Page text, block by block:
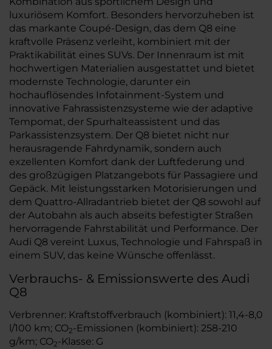
luxuriösem Komfort. Besonders hervorzuheben ist
das markante Coupé-Design, das dem Q8 eine
kraftvolle Präsenz verleiht, kombiniert mit der
Praktikabilität eines SUVs. Der Innenraum ist mit
hochwertigen Materialien ausgestattet und bietet
modernste Technologie, darunter ein
hochauflösendes Infotainment-System und
innovative Fahrassistenzsysteme wie der adaptive
Tempomat, der Spurhalteassistent und das
Parkassistenzsystem. Der Q8 bietet nicht nur
herausragende Fahrdynamik, sondern auch
exzellenten Komfort dank der Luftfederung und
des großzügigen Platzangebots für Passagiere und
Gepäck. Mit leistungsstarken Motorisierungen und
dem Quattro-Allradantrieb bietet der Q8 sowohl auf
der Autobahn als auch abseits befestigter Straßen
hervorragende Fahrstabilität und Performance. Der
Audi Q8 vereint Luxus, Technologie und Fahrspaß in
einem SUV, das keine Wünsche offenlässt.
Verbrauchs- & Emissionswerte des Audi
Q8
Verbrenner: Kraftstoffverbrauch (kombiniert): 11,4-8,0
l/100 km; CO2-Emissionen (kombiniert): 258-210
g/km; CO2-Klasse: G